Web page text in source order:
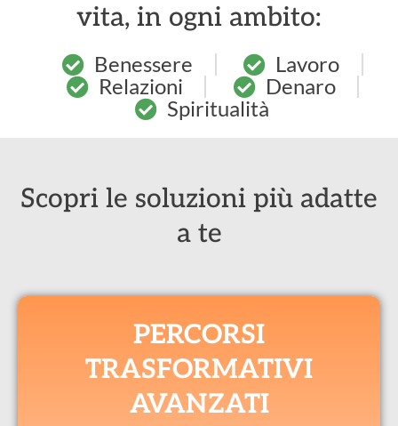
vita, in ogni ambito:
Benessere
Lavoro
Relazioni
Denaro
Spiritualità
Scopri le soluzioni più adatte
a te
PERCORSI
TRASFORMATIVI
AVANZATI